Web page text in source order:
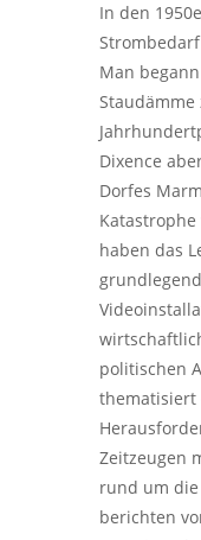
In den
Man
Staudämme
Dixence
Dorfes
haben das
politischen
thematisiert
Zeitzeugen
rund um
berichten